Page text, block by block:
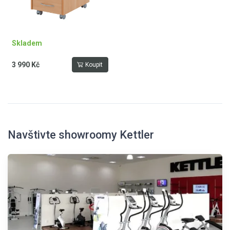
Skladem
3 990 Kč Koupit
Navštivte showroomy Kettler